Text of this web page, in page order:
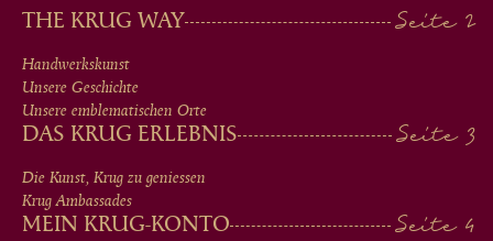
MAIN
MEN
IN
FOOTER
THE KRUG WAY
Handwerkskunst
Unsere Geschichte
Unsere emblematischen Orte
DAS KRUG ERLEBNIS
Die Kunst, Krug zu geniessen
Krug Ambassades
MEIN KRUG-KONTO